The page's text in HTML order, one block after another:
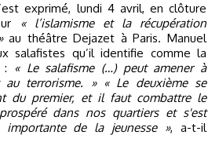
« l’islamisme et la récupération
au théâtre Dejazet à Paris. Manuel
salafistes qu’il identifie comme la
:
« Le salafisme (…) peut amener à
au terrorisme. » « Le deuxième se
du premier, et il faut combattre le
dans nos quartiers et s'est
de la jeunesse », a-t-il